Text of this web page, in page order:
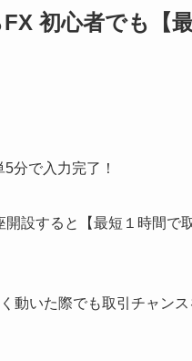
初心者でも【
分で入力完了！
設すると【最短１時間で
動いた際でも取引チャンス